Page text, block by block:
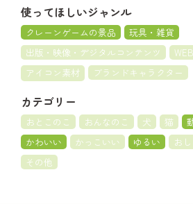
使ってほしいジャンル
クレーンゲームの景品
玩具・雑貨
出版・映像・デジタルコンテンツ
アイコン素材
ブランドキャラクター
カテゴリー
おとこのこ おんなのこ 犬 猫
かわいい
かっこいい ゆるい お
その他